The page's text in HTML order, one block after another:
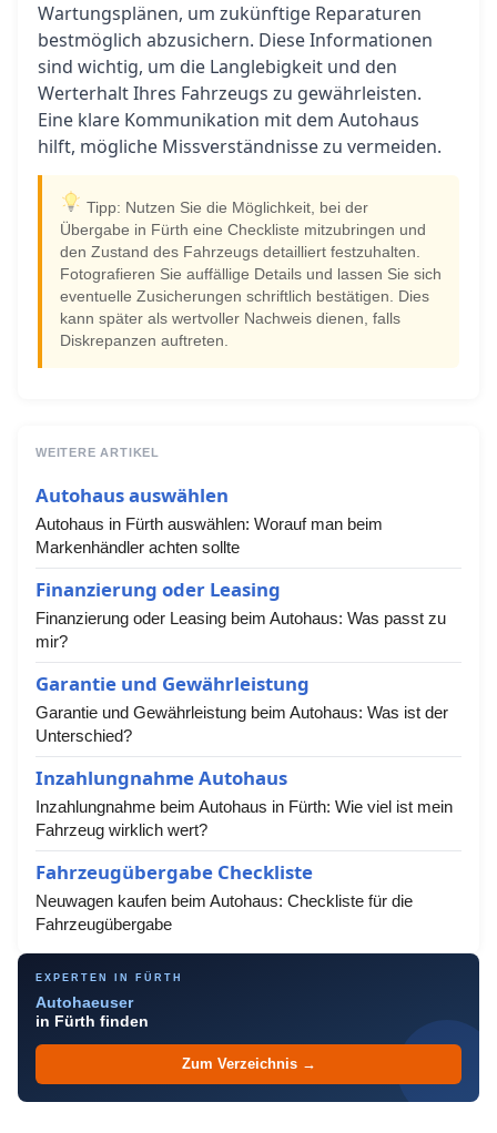
Wartungsplänen, um zukünftige Reparaturen
bestmöglich abzusichern. Diese Informationen
sind wichtig, um die Langlebigkeit und den
Werterhalt Ihres Fahrzeugs zu gewährleisten.
Eine klare Kommunikation mit dem Autohaus
hilft, mögliche Missverständnisse zu vermeiden.
Tipp: Nutzen Sie die Möglichkeit, bei der
Übergabe in Fürth eine Checkliste mitzubringen und
den Zustand des Fahrzeugs detailliert festzuhalten.
Fotografieren Sie auffällige Details und lassen Sie sich
eventuelle Zusicherungen schriftlich bestätigen. Dies
kann später als wertvoller Nachweis dienen, falls
Diskrepanzen auftreten.
WEITERE ARTIKEL
Autohaus auswählen
Autohaus in Fürth auswählen: Worauf man beim
Markenhändler achten sollte
Finanzierung oder Leasing
Finanzierung oder Leasing beim Autohaus: Was passt zu
mir?
Garantie und Gewährleistung
Garantie und Gewährleistung beim Autohaus: Was ist der
Unterschied?
Inzahlungnahme Autohaus
Inzahlungnahme beim Autohaus in Fürth: Wie viel ist mein
Fahrzeug wirklich wert?
Fahrzeugübergabe Checkliste
Neuwagen kaufen beim Autohaus: Checkliste für die
Fahrzeugübergabe
EXPERTEN IN FÜRTH
Autohaeuser
in Fürth finden
Zum Verzeichnis →